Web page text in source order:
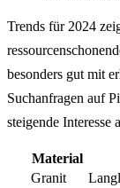
Trends für 2024
besonders gut mit
Suchanfragen auf
steigende Interesse
Material
Granit